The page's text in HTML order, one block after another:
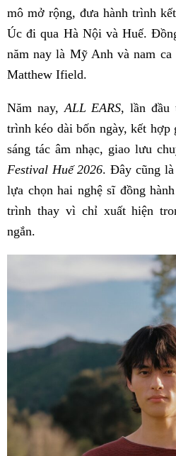
mô mở rộng, đưa hành trình
Úc đi qua Hà Nội và Huế.
năm nay là Mỹ Anh và nam
Matthew Ifield.
Năm nay, ALL EARS, lần đầu
trình kéo dài bốn ngày, kết hợp
sáng tác âm nhạc, giao lưu
Festival Huế 2026. Đây cũng
lựa chọn hai nghệ sĩ đồng
trình thay vì chỉ xuất hiện
ngắn.